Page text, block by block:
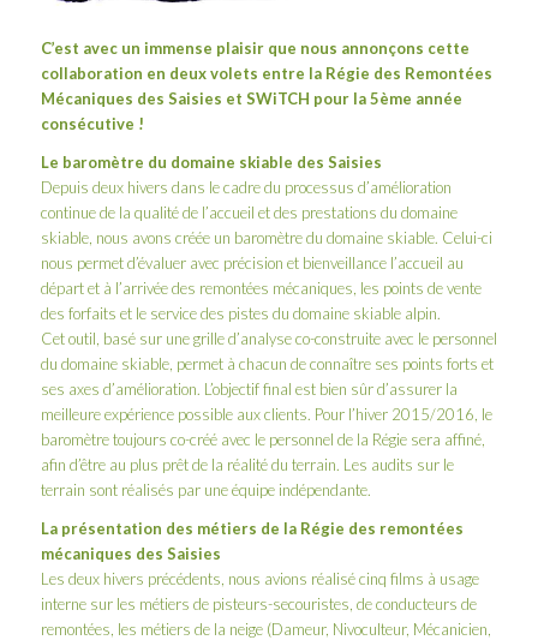
C’est avec un immense plaisir que nous annonçons cette
collaboration en deux volets entre la Régie des Remontées
Mécaniques des Saisies et SWiTCH pour la 5ème année
consécutive !
Le baromètre du domaine skiable des Saisies
Depuis deux hivers dans le cadre du processus d’amélioration
continue de la qualité de l’accueil et des prestations du domaine
skiable, nous avons créée un baromètre du domaine skiable. Celui-ci
nous permet d’évaluer avec précision et bienveillance l’accueil au
départ et à l’arrivée des remontées mécaniques, les points de vente
des forfaits et le service des pistes du domaine skiable alpin.
Cet outil, basé sur une grille d’analyse co-construite avec le personnel
du domaine skiable, permet à chacun de connaître ses points forts et
ses axes d’amélioration. L’objectif final est bien sûr d’assurer la
meilleure expérience possible aux clients. Pour l’hiver 2015/2016, le
baromètre toujours co-créé avec le personnel de la Régie sera affiné,
afin d’être au plus prêt de la réalité du terrain. Les audits sur le
terrain sont réalisés par une équipe indépendante.
La présentation des métiers de la Régie des remontées
mécaniques des Saisies
Les deux hivers précédents, nous avions réalisé cinq films à usage
interne sur les métiers de pisteurs-secouristes, de conducteurs de
remontées, les métiers de la neige (Dameur, Nivoculteur, Mécanicien,